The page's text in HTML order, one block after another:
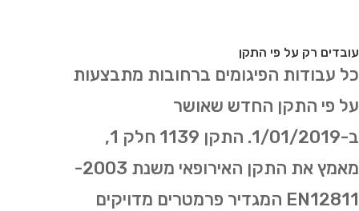
עובדים רק על פי התקן
כל עבודות הפיגומים ברחובות מתבצעות
על פי התקן החדש שאושר
ב-1/01/2019. התקן 1139 חלק 1,
מאמץ את התקן האירופאי משנת 2003-
EN12811 המגדיר פרמטרים מדויקים